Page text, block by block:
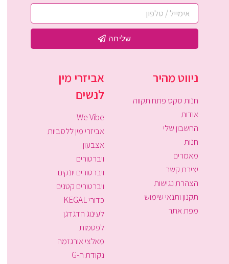
שליחה
ניווט מהיר
חנות סקס פתח תקווה
אודות
החשבון שלי
חנות
מאמרים
יצירת קשר
הצהרת נגישות
תקנון ותנאי שימוש
מפת אתר
אביזרי מין
לנשים
We Vibe
אביזרי מין ללסביות
אצבעון
ויברטורים
ויברטורים יונקים
ויברטורים קטנים
כדורי KEGAL
לעינוג הדגדגן
לפטמות
מאלצי אורגזמה
נקודת ה-G